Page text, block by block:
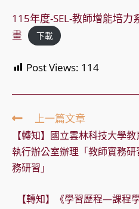
115年度-SEL-教師增能培
畫
下載
Post Views: 114
Read
more
articles
上一篇文章
【轉知】國立雲林科技大學
執行辦公室辦理「教師實務
務研習」
【轉知】《學習歷程—課程